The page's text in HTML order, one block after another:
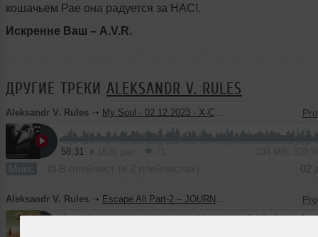
кошачьем Рае она радуется за НАС!.
Искренне Ваш – A.V.R.
ДРУГИЕ ТРЕКИ ALEKSANDR V. RULES
Aleksandr V. Rules ➝ My Soul - 02.12.2023 - X-CENTRIC SOUND - (c) Party Time Sound System
58:31
Микс 02
Aleksandr V. Rules ➝ Escape All Part-2 – JOURNEY (28.06.2023 - X-CENTRIC SOUND, Party Time Sound System)